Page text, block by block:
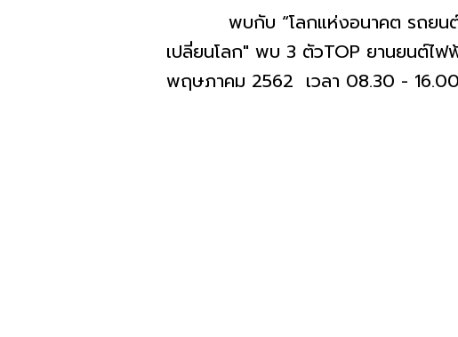
พบกับ “โลกแห่งอนาคต รถยนต์
เปลี่ยนโลก" พบ 3 ตัวTOP ยานยนต์ไฟ
พฤษภาคม 2562 เวลา 08.30 -